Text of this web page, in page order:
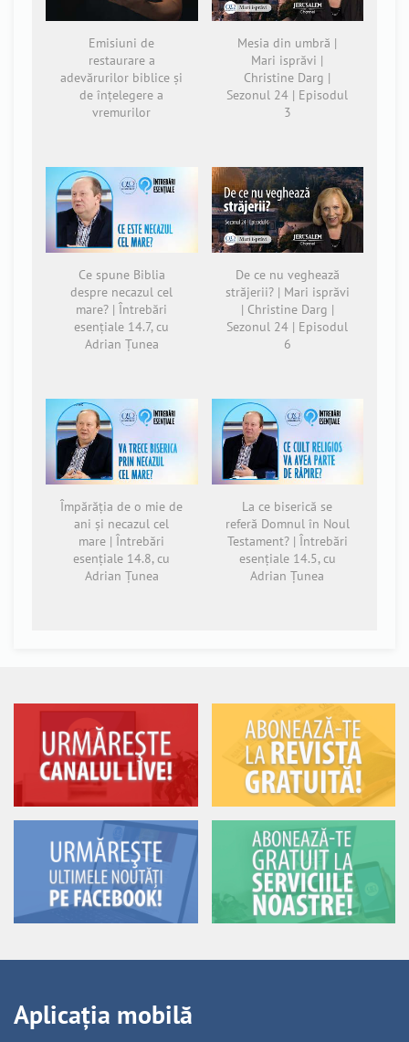
Emisiuni de
restaurare a
adevărurilor biblice și
de înțelegere a
vremurilor
Mesia din umbră |
Mari isprăvi |
Christine Darg |
Sezonul 24 | Episodul
3
Ce spune Biblia
despre necazul cel
mare? | Întrebări
esențiale 14.7, cu
Adrian Țunea
De ce nu veghează
străjerii? | Mari isprăvi
| Christine Darg |
Sezonul 24 | Episodul
6
Împărăția de o mie de
ani și necazul cel
mare | Întrebări
esențiale 14.8, cu
Adrian Țunea
La ce biserică se
referă Domnul în Noul
Testament? | Întrebări
esențiale 14.5, cu
Adrian Țunea
Aplicația mobilă